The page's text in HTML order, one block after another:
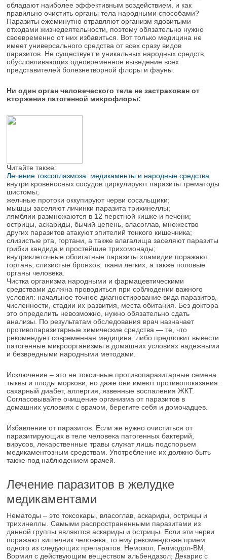
обладают наиболее эффективным воздействием, и как
правильно очистить органы тела народными способами?
Паразиты ежеминутно отравляют организм ядовитыми
отходами жизнедеятельности, поэтому обязательно нужно
своевременно от них избавиться. Вот только медицина не
имеет универсального средства от всех сразу видов
паразитов. Не существует и уникальных народных средств,
обусловливающих одновременное выведение всех
представителей болезнетворной флоры и фауны.
Ни один орган человеческого тела не застрахован от
вторжения патогенной микрофлоры:
Читайте также:
Лечение токсоплазмоза: медикаменты и народные средства
внутри кровеносных сосудов циркулируют паразиты трематоды
шистомы;
желчные протоки оккупируют черви сосальщики;
мышцы заселяют личинки паразита трихинеллы;
лямблии размножаются в 12 перстной кишке и печени;
острицы, аскариды, бычий цепень, власоглав, множество
других паразитов атакуют эпителий тонкого кишечника;
слизистые рта, гортани, а также влагалища заселяют паразиты
грибки кандида и простейшие трихомонады;
внутриклеточные облигатные паразиты хламидии поражают
гортань, слизистые бронхов, ткани легких, а также половые
органы человека.
Чистка организма народными и фармацевтическими
средствами должна проводиться при соблюдении важного
условия: начальное точное диагностирование вида паразитов,
численности, стадии их развития, места обитания. Без доктора
это определить невозможно, нужно обязательно сдать
анализы. По результатам обследования врач назначает
противопаразитарные химические средства — те, что
рекомендует современная медицина, либо предложит вывести
патогенные микроорганизмы в домашних условиях надежными
и безвредными народными методами.
Исключение – это не токсичные противопаразитарные семена
тыквы и плоды моркови, но даже они имеют противопоказания:
сахарный диабет, аллергия, язвенные воспаления ЖКТ.
Согласовывайте очищение организма от паразитов в
домашних условиях с врачом, берегите себя и домочадцев.
Избавление от паразитов. Если же нужно очиститься от
паразитирующих в теле человека патогенных бактерий,
вирусов, лекарственные травы служат лишь подспорьем
медикаментозным средствам. Употребление их должно быть
также под наблюдением врачей.
Лечение паразитов в желудке
медикаментами
Нематоды – это токсокары, власоглав, аскариды, острицы и
трихинеллы. Самыми распространенными паразитами из
данной группы являются аскариды и острицы. Если эти черви
поражают кишечник человека, то ему рекомендован прием
одного из следующих препаратов: Немозол, Гелмодол-ВМ,
Вормил с действующим веществом альбендазол; Декарис с